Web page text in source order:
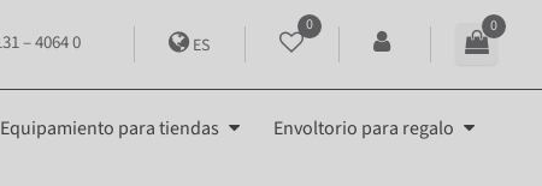
– 4064 0 ES
0 0
Equipamiento para tiendas Envoltorio para regalo